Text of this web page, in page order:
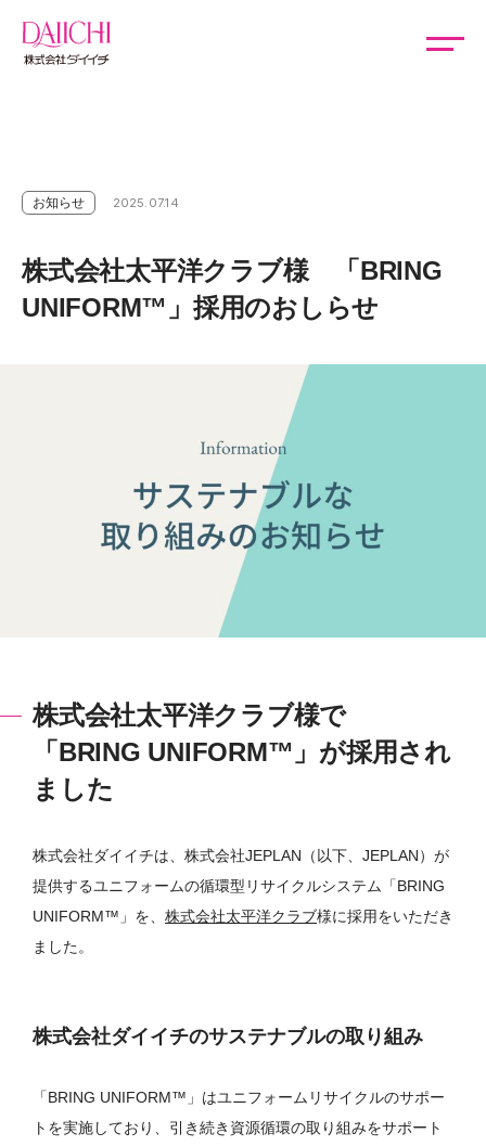
お知らせ 2025.07.14
株式会社太平洋クラブ様 「BRING
UNIFORM™」採用のおしらせ
株式会社太平洋クラブ様で
「BRING UNIFORM™」が採用され
ました
株式会社ダイイチは、株式会社JEPLAN（以下、JEPLAN）が
提供するユニフォームの循環型リサイクルシステム「BRING
UNIFORM™」を、 株式会社太平洋クラブ様に採用をいただき
ました。
株式会社ダイイチのサステナブルの取り組み
「BRING UNIFORM™」はユニフォームリサイクルのサポー
トを実施しており、引き続き資源循環の取り組みをサポート